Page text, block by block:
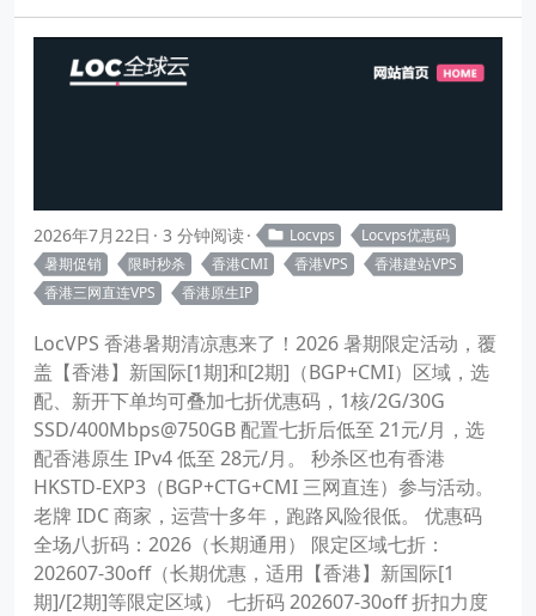
2026年7月22日 3 分钟阅读 Locvps
Locvps优惠码
暑期促销
限时秒杀 香港CMI 香港VPS
香港建站VPS
香港三网直连VPS
香港原生IP
LocVPS 香港暑期清凉惠来了！2026 暑期限定活动，覆
盖【香港】新国际[1期]和[2期]（BGP+CMI）区域，选
配、新开下单均可叠加七折优惠码，1核/2G/30G
SSD/400Mbps@750GB 配置七折后低至 21元/月，选
配香港原生 IPv4 低至 28元/月。 秒杀区也有香港
HKSTD-EXP3（BGP+CTG+CMI 三网直连）参与活动。
老牌 IDC 商家，运营十多年，跑路风险很低。 优惠码
全场八折码：2026（长期通用） 限定区域七折：
202607-30off（长期优惠，适用【香港】新国际[1
期]/[2期]等限定区域） 七折码 202607-30off 折扣力度